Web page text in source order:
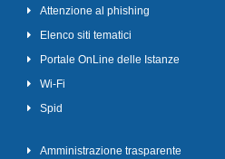
Attenzione al phishing
Elenco siti tematici
Portale OnLine delle Istanze
Wi-Fi
Spid
Amministrazione trasparente